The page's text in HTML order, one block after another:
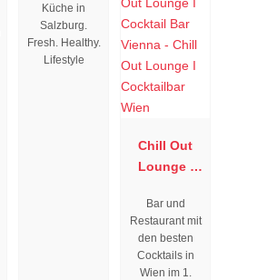
Küche in
Salzburg.
Fresh. Healthy.
Lifestyle
Chill Out
Lounge I
Wien
Bar und
Restaurant mit
den besten
Cocktails in
Wien im 1.